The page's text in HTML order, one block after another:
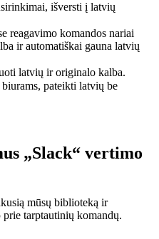
išversti į latvių
reagavimo komandos nariai
ir automatiškai gauna latvių
latvių ir originalo kalba.
pateikti latvių be
„Slack“ vertimo
mūsų biblioteką ir
tarptautinių komandų.